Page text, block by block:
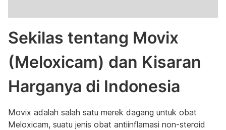
Sekilas tentang Movix
(Meloxicam) dan Kisaran
Harganya di Indonesia
Movix adalah salah satu merek dagang untuk obat
Meloxicam, suatu jenis obat antiinflamasi non-steroid